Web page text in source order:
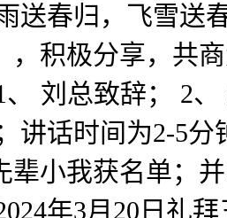
送春归，飞雪送
，积极分享，共
刘总致辞； 2
讲话时间为2-5分
辈小我获名单；
年3月20日礼